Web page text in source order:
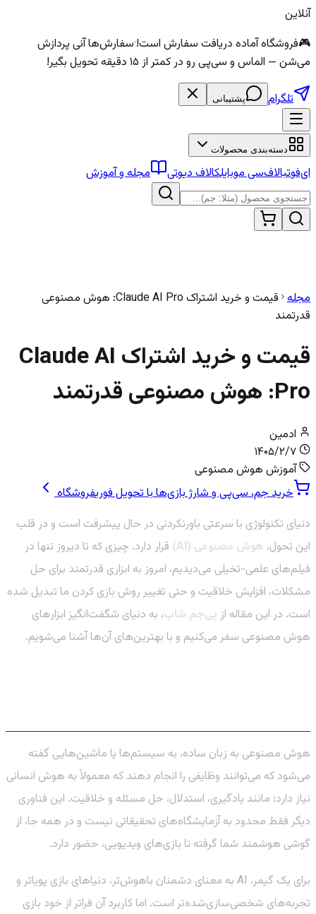
آنلاین
🎮فروشگاه آماده دریافت سفارش است!·سفارش‌ها آنی پردازش
می‌شن — الماس و سی‌پی رو در کمتر از ۱۵ دقیقه تحویل بگیر!
تلگرام پشتیبانی
دسته‌بندی محصولات
ای‌فوتبالاف‌سی موبایلکالاف دیوتی مجله و آموزش
مجله
قیمت و خرید اشتراک Claude AI Pro: هوش مصنوعی
قدرتمند
قیمت و خرید اشتراک Claude AI
Pro: هوش مصنوعی قدرتمند
ادمین
۱۴۰۵/۲/۷
آموزش هوش مصنوعی
خرید جم، سی‌پی و شارژ بازی‌ها با تحویل فوریفروشگاه
دنیای تکنولوژی با سرعتی باورنکردنی در حال پیشرفت است و در قلب
این تحول، هوش مصنوعی (AI)
قرار دارد. چیزی که تا دیروز تنها در
فیلم‌های علمی-تخیلی می‌دیدیم، امروز به ابزاری قدرتمند برای حل
مشکلات، افزایش خلاقیت و حتی تغییر روش بازی کردن ما تبدیل شده
است. در این مقاله از پی‌جم شاپ، به دنیای شگفت‌انگیز ابزارهای
هوش مصنوعی سفر می‌کنیم و با بهترین‌های آن‌ها آشنا می‌شویم.
هوش مصنوعی به زبان ساده، به سیستم‌ها یا ماشین‌هایی گفته
می‌شود که می‌توانند وظایفی را انجام دهند که معمولاً به هوش انسانی
نیاز دارد؛ مانند یادگیری، استدلال، حل مسئله و خلاقیت. این فناوری
دیگر فقط محدود به آزمایشگاه‌های تحقیقاتی نیست و در همه جا، از
گوشی هوشمند شما گرفته تا بازی‌های ویدیویی، حضور دارد.
برای یک گیمر، AI به معنای دشمنان باهوش‌تر، دنیاهای بازی پویاتر و
تجربه‌های شخصی‌سازی‌شده‌تر است. اما کاربرد آن فراتر از خود بازی